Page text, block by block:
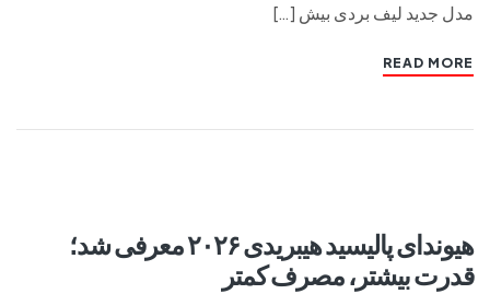
مدل جدید لیف بردی بیش […]
READ MORE
هیوندای پالیسید هیبریدی ۲۰۲۶ معرفی شد؛
قدرت بیشتر، مصرف کمتر